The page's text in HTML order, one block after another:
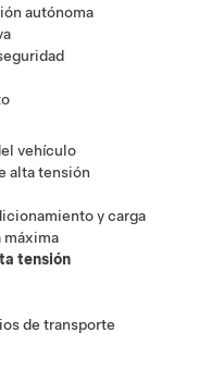
autónoma
vehículo
alta tensión
y carga
máxima
tensión
de transporte